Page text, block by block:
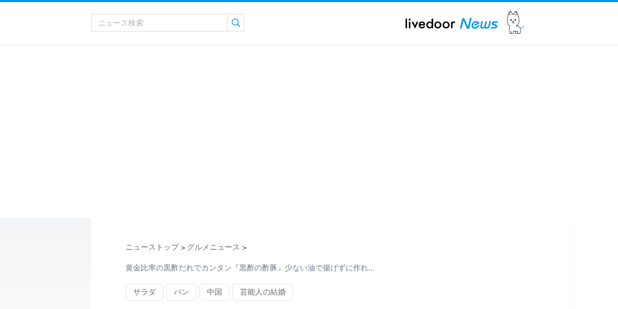
ニューストップ > グルメニュース >
黄金比率の黒酢だれでカンタン『黒酢の酢豚』少ない油で揚げずに作れ…
サラダ パン 中国 芸能人の結婚